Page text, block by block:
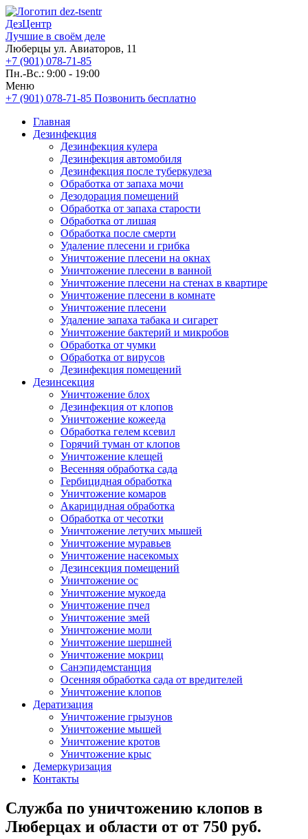
ДезЦентр
Лучшие в своём деле
Люберцы ул. Авиаторов, 11
+7 (901) 078-71-85
Пн.-Вс.: 9:00 - 19:00
Меню
+7 (901) 078-71-85 Позвонить бесплатно
Главная
Дезинфекция
Дезинфекция кулера
Дезинфекция автомобиля
Дезинфекция после туберкулеза
Обработка от запаха мочи
Дезодорация помещений
Обработка от запаха старости
Обработка от лишая
Обработка после смерти
Удаление плесени и грибка
Уничтожение плесени на окнах
Уничтожение плесени в ванной
Уничтожение плесени на стенах в квартире
Уничтожение плесени в комнате
Уничтожение плесени
Удаление запаха табака и сигарет
Уничтожение бактерий и микробов
Обработка от чумки
Обработка от вирусов
Дезинфекция помещений
Дезинсекция
Уничтожение блох
Дезинфекция от клопов
Уничтожение кожееда
Обработка гелем ксевил
Горячий туман от клопов
Уничтожение клещей
Весенняя обработка сада
Гербицидная обработка
Уничтожение комаров
Акарицидная обработка
Обработка от чесотки
Уничтожение летучих мышей
Уничтожение муравьев
Уничтожение насекомых
Дезинсекция помещений
Уничтожение ос
Уничтожение мукоеда
Уничтожение пчел
Уничтожение змей
Уничтожение моли
Уничтожение шершней
Уничтожение мокриц
Санэпидемстанция
Осенняя обработка сада от вредителей
Уничтожение клопов
Дератизация
Уничтожение грызунов
Уничтожение мышей
Уничтожение кротов
Уничтожение крыс
Демеркуризация
Контакты
Служба по уничтожению клопов в
Люберцах и области от от 750 руб.